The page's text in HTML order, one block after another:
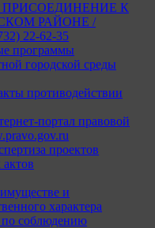
К
РАЙОНЕ /
22-62-35
программы
городской среды
противодействии
портал правовой
проектов
и
характера
по соблюдению